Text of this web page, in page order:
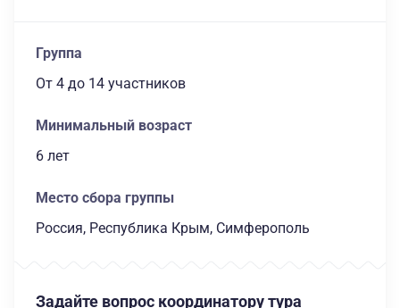
Группа
От 4 до 14 участников
Минимальный возраст
6 лет
Место сбора группы
Россия, Республика Крым, Симферополь
Задайте вопрос координатору тура